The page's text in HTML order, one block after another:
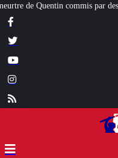
[L’ÉTÉ BV] Sur son